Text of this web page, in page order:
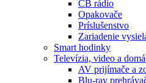
CB rádio
Opakovače
Príslušenstvo
Zariadenie
Smart hodinky
Televízia, video a
AV prijímače a
Blu-ray